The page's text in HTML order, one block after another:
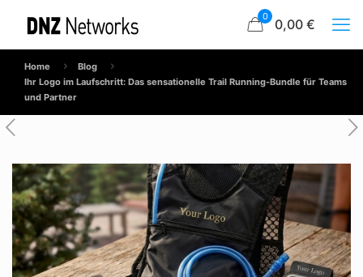
0 0,00 €
Home
Blog
Ihr Logo im Laufschritt: Das sensationelle Trail Running-Bundle für Teams
und Partner